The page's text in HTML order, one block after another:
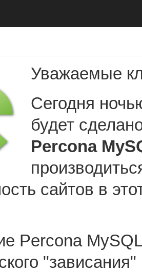
Уважаемые
Сегодня
будет
Percona
сайтов в
Percona